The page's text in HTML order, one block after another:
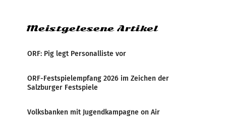
Meistgelesene Artikel
ORF: Pig legt Personalliste vor
ORF-Festspielempfang 2026 im Zeichen der
Salzburger Festspiele
Volksbanken mit Jugendkampagne on Air